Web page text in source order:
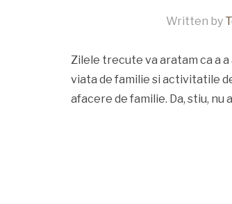
Written by
Zilele trecute va aratam ca a
viata de familie si activitatile
afacere de familie. Da, stiu,